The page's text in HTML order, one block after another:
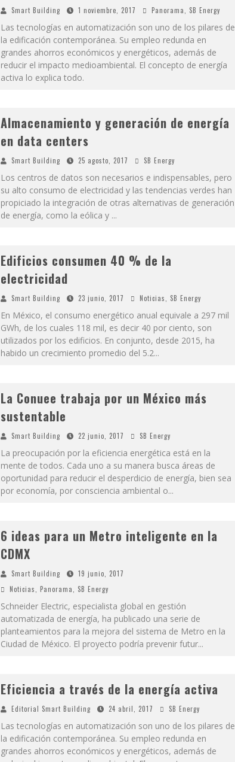
Smart Building 1 noviembre, 2017 Panorama SB Energy
Las tecnologías en automatización son uno de los pilares de
la edificación contemporánea. Su empleo redunda en
grandes ahorros económicos y energéticos, además de
reducir el impacto medioambiental. El concepto de energía
activa lo explica todo.
Almacenamiento y generación de energía
en data centers
Smart Building 25 agosto, 2017 SB Energy
Los centros de datos son necesarios e indispensables, pero
su alto consumo de electricidad y las tendencias verdes han
propiciado la integración de otras alternativas de generación
de energía, como la eólica y ...
Edificios consumen 40 % de la
electricidad
Smart Building 23 junio, 2017 Noticias SB Energy
En México, el consumo energético anual equivale a 297 mil
GWh, de los cuales 118 mil, es decir 40 por ciento, son
utilizados por los edificios. En conjunto, desde 2015, ha
habido un crecimiento promedio del 5.2...
La Conuee trabaja por un México más
sustentable
Smart Building 22 junio, 2017 SB Energy
La preocupación por la eficiencia energética está en la
mente de todos. Cada uno a su manera busca áreas de
oportunidad para reducir el desperdicio de energía, bien sea
por economía, por consciencia ambiental o...
6 ideas para un Metro inteligente en la
CDMX
Smart Building
19 junio, 2017
Noticias
Panorama SB Energy
Schneider Electric, especialista global en gestión
automatizada de energía, ha publicado una serie de
planteamientos para la mejora del sistema de Metro en la
Ciudad de México. El proyecto podría prevenir futur...
Eficiencia a través de la energía activa
Editorial Smart Building 24 abril, 2017 SB Energy
Las tecnologías en automatización son uno de los pilares de
la edificación contemporánea. Su empleo redunda en
grandes ahorros económicos y energéticos, además de